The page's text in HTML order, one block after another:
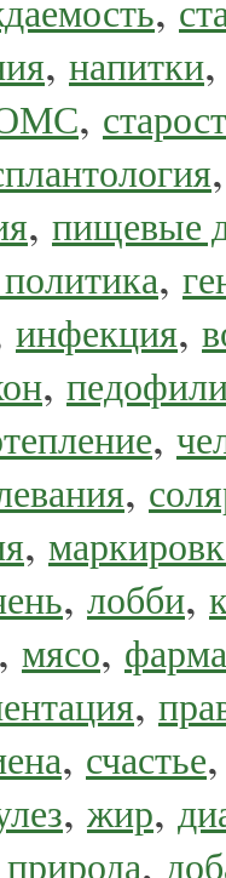
, напитки
,
, пищевые
,
инфекция,
,
,
,
,
, лобби,
, мясо,
,
, счастье
, жир,
природа,